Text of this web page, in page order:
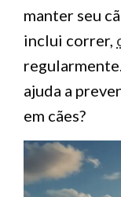
manter seu
inclui correr,
ajuda a
em cães?